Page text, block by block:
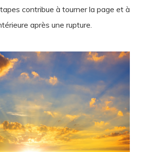
contribue à tourner la page et à
après une rupture.